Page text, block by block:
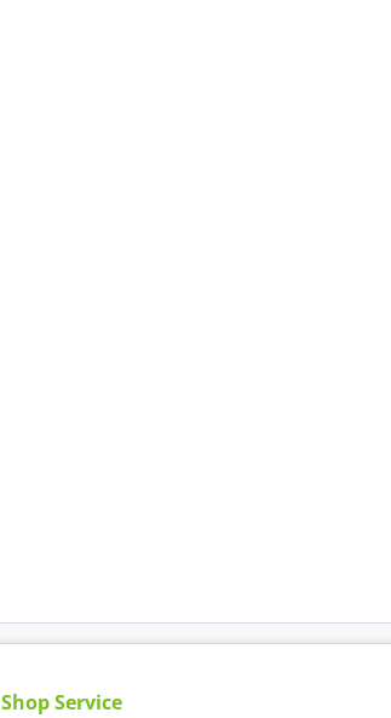
Shop Service